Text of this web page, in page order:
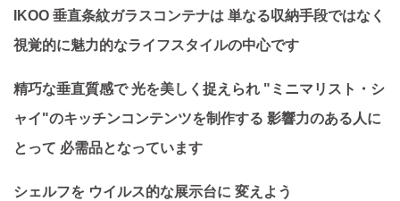
IKOO 垂直条紋ガラスコンテナは 単なる収納手段ではなく
視覚的に魅力的なライフスタイルの中心です
精巧な垂直質感で 光を美しく捉えられ "ミニマリスト・シ
ャイ"のキッチンコンテンツを制作する 影響力のある人に
とって 必需品となっています
シェルフを ウイルス的な展示台に 変えよう